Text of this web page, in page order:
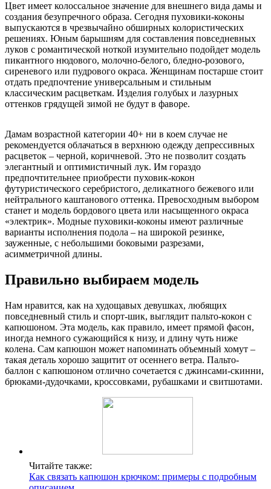
Цвет имеет колоссальное значение для внешнего вида дамы и
создания безупречного образа. Сегодня пуховики-коконы
выпускаются в чрезвычайно обширных колористических
решениях. Юным барышням для составления повседневных
луков с романтической ноткой изумительно подойдет модель
пикантного нюдового, молочно-белого, бледно-розового,
сиреневого или пудрового окраса. Женщинам постарше стоит
отдать предпочтение универсальным и стильным
классическим расцветкам. Изделия голубых и лазурных
оттенков грядущей зимой не будут в фаворе.
Дамам возрастной категории 40+ ни в коем случае не
рекомендуется облачаться в верхнюю одежду депрессивных
расцветок – черной, коричневой. Это не позволит создать
элегантный и оптимистичный лук. Им гораздо
предпочтительнее приобрести пуховик-кокон
футуристического серебристого, деликатного бежевого или
нейтрального каштанового оттенка. Превосходным выбором
станет и модель бордового цвета или насыщенного окраса
«электрик». Модные пуховики-коконы имеют различные
варианты исполнения подола – на широкой резинке,
зауженные, с небольшими боковыми разрезами,
асимметричной длины.
Правильно выбираем модель
Нам нравится, как на худощавых девушках, любящих
повседневный стиль и спорт-шик, выглядит пальто-кокон с
капюшоном. Эта модель, как правило, имеет прямой фасон,
иногда немного сужающийся к низу, и длину чуть ниже
колена. Сам капюшон может напоминать объемный хомут –
такая деталь хорошо защитит от осеннего ветра. Пальто-
баллон с капюшоном отлично сочетается с джинсами-скинни,
брюками-дудочками, кроссовками, рубашками и свитшотами.
Читайте также:
Как связать капюшон крючком: примеры с подробным